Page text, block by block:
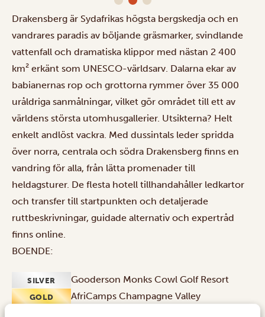
Drakensberg är Sydafrikas högsta bergskedja och en
vandrares paradis av böljande gräsmarker, svindlande
vattenfall och dramatiska klippor med nästan 2 400
km² erkänt som UNESCO-världsarv. Dalarna ekar av
babianernas rop och grottorna rymmer över 35 000
uråldriga sanmålningar, vilket gör området till ett av
världens största utomhusgallerier. Utsikterna? Helt
enkelt andlöst vackra. Med dussintals leder spridda
över norra, centrala och södra Drakensberg finns en
vandring för alla, från lätta promenader till
heldagsturer. De flesta hotell tillhandahåller ledkartor
och transfer till startpunkten och detaljerade
ruttbeskrivningar, guidade alternativ och expertråd
finns online.
BOENDE:
SILVER Gooderson Monks Cowl Golf Resort
GOLD AfriCamps Champagne Valley